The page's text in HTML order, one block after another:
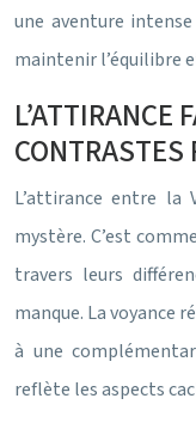
une aventure
maintenir l’équilibre
L’ATTIRANCE
CONTRASTES
L’attirance entre la
mystère. C’est
travers leurs
manque. La voyance
à une
reflète les aspects